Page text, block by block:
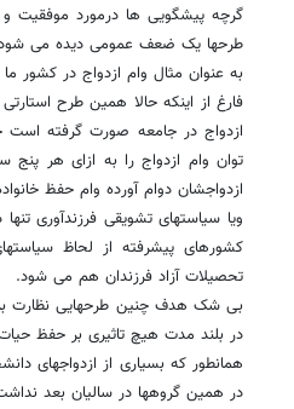
گرچه پیشگویی ها درمورد موفقیت
طرحها یک ضعف عمومی دیده می شود
به عنوان مثال وام ازدواج در کشور
فارغ از اینکه حالا همین طرح
ازدواج در جامعه صورت گرفته است
ازدواجشان دوام آورده وام حفظ
ویا سیاستهای تشویقی فرزندآوری
تحصیلات آزاد فرزندان هم می شود.
بی شک هدف چنین طرحهایی نظارت بر
در بلند مدت هیچ تاثیری بر حفظ حیات
همانطور که بسیاری از ازدواجهای
در همین گروهها در سالیان بعد